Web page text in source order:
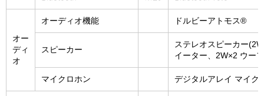
オー
ディ
オ
オーディオ機能 ドルビーアトモス®
スピーカー
ステレオスピーカー
イーター、2W×2 ウー
マイクロホン デジタルアレイ マイク